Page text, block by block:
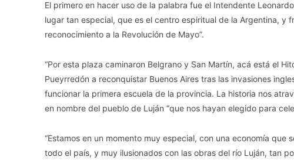
El primero en hacer uso de la palabra fue el Intendente
lugar tan especial, que es el centro espiritual de la Argentina, y
reconocimiento a la Revolución de Mayo”.
“Por esta plaza caminaron Belgrano y San Martín, acá está el
Pueyrredón a reconquistar Buenos Aires tras las invasiones
funcionar la primera escuela de la provincia. La historia nos
en nombre del pueblo de Luján “que nos hayan elegido para
“Estamos en un momento muy especial, con una economía que
todo el país, y muy ilusionados con las obras del río Luján, tan